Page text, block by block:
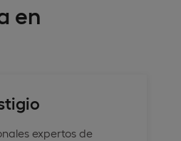
en
expertos de